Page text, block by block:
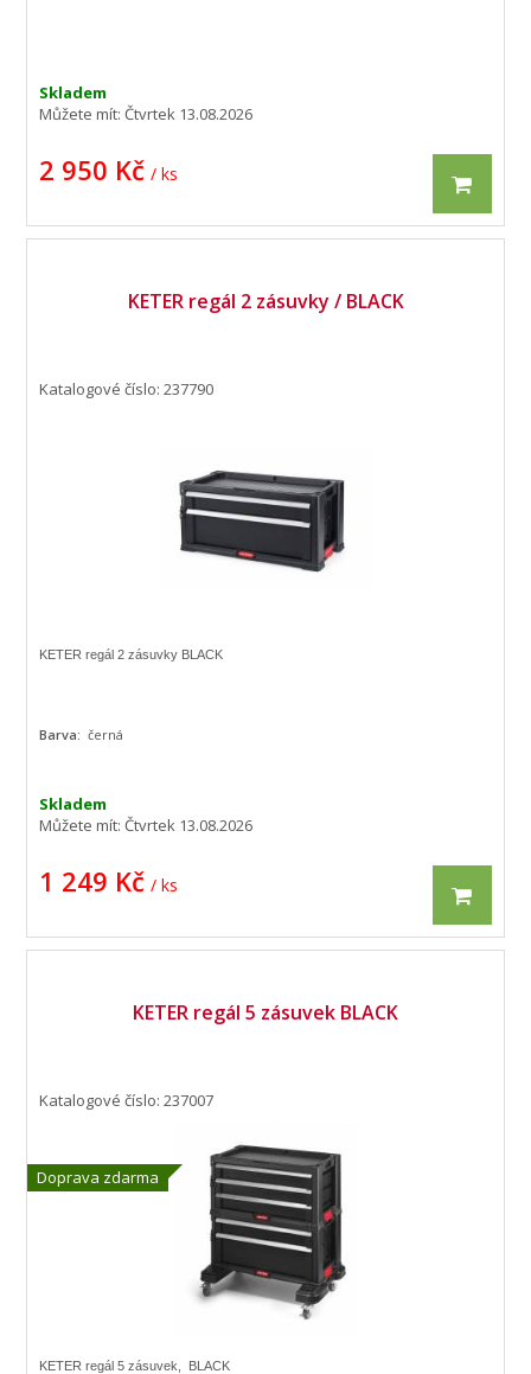
Skladem
Můžete mít:Čtvrtek 13.08.2026
2 950 Kč / ks
KETER regál 2 zásuvky / BLACK
Katalogové číslo: 237790
Skladem
Můžete mít:Čtvrtek 13.08.2026
1 249 Kč / ks
KETER regál 2 zásuvky BLACK
Barva:černá
KETER regál 5 zásuvek BLACK
Doprava zdarma
Katalogové číslo: 237007
KETER regál 5 zásuvek, BLACK